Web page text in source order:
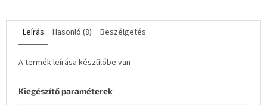
Leírás Hasonló (8) Beszélgetés
A termék leírása készülőbe van
Kiegészítő paraméterek